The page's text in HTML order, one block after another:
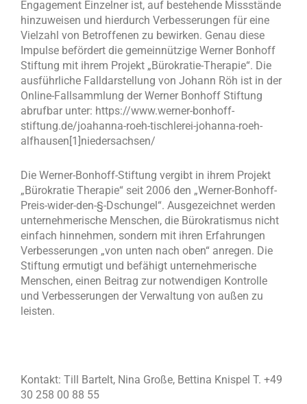
Engagement Einzelner ist, auf bestehende Missstände
hinzuweisen und hierdurch Verbesserungen für eine
Vielzahl von Betroffenen zu bewirken. Genau diese
Impulse befördert die gemeinnützige Werner Bonhoff
Stiftung mit ihrem Projekt „Bürokratie-Therapie“. Die
ausführliche Falldarstellung von Johann Röh ist in der
Online-Fallsammlung der Werner Bonhoff Stiftung
abrufbar unter: https://www.werner-bonhoff-
stiftung.de/joahanna-roeh-tischlerei-johanna-roeh-
alfhausen[1]niedersachsen/
Die Werner-Bonhoff-Stiftung vergibt in ihrem Projekt
„Bürokratie Therapie“ seit 2006 den „Werner-Bonhoff-
Preis-wider-den-§-Dschungel“. Ausgezeichnet werden
unternehmerische Menschen, die Bürokratismus nicht
einfach hinnehmen, sondern mit ihren Erfahrungen
Verbesserungen „von unten nach oben“ anregen. Die
Stiftung ermutigt und befähigt unternehmerische
Menschen, einen Beitrag zur notwendigen Kontrolle
und Verbesserungen der Verwaltung von außen zu
leisten.
Kontakt: Till Bartelt, Nina Große, Bettina Knispel T. +49
30 258 00 88 55